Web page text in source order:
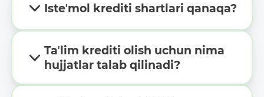
Isteʼmol krediti shartlari qanaqa?
Taʼlim krediti olish uchun nima
hujjatlar talab qilinadi?